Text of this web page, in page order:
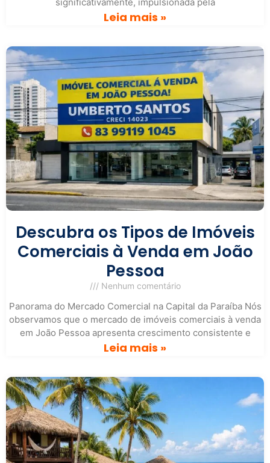
Leia mais »
Descubra os Tipos de Imóveis
Comerciais à Venda em João
Pessoa
Nenhum comentário
Panorama do Mercado Comercial na Capital da Paraíba Nós
observamos que o mercado de imóveis comerciais à venda
em João Pessoa apresenta crescimento consistente e
Leia mais »